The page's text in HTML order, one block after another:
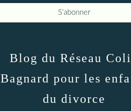
Blog du Réseau
Bagnard pour les
du divorce